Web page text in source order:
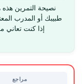
نصيحة التمرين هذه
طبيبك أو المدرب
إذا كنت تعاني
مراجع